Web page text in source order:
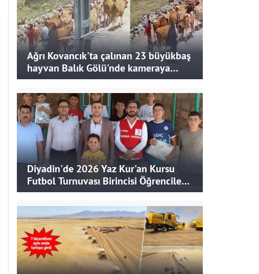
Ağrı Kovancık'ta çalınan 23 büyükbaş
hayvan Balık Gölü'nde kameraya
takıldı
Diyadin'de 2026 Yaz Kur'an Kursu
Futbol Turnuvası Birincisi Öğrencilere
Hediye